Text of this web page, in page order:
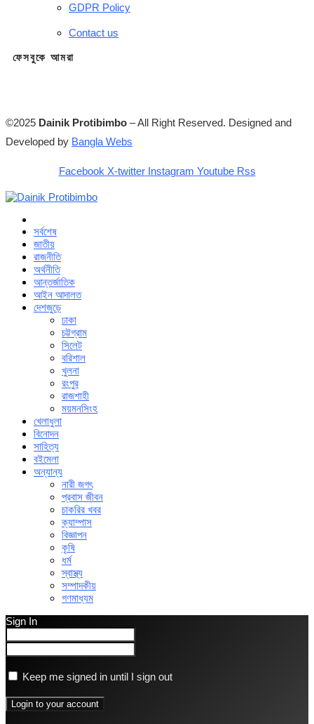
GDPR Policy
Contact us
ফেসবুকে আমরা
©2025 Dainik Protibimbo – All Right Reserved. Designed and
Developed by Bangla Webs
Facebook X-twitter Instagram Youtube Rss
সর্বশেষ
জাতীয়
রাজনীতি
অর্থনীতি
আন্তর্জাতিক
আইন আদালত
দেশজুড়ে
ঢাকা
চট্টগ্রাম
সিলেট
বরিশাল
খুলনা
রংপুর
রাজশাহী
ময়মনসিংহ
খেলাধুলা
বিনোদন
সাহিত্য
বইমেলা
অন্যান্য
নারী জগৎ
প্রবাস জীবন
চাকরির খবর
ক্যাম্পাস
বিজ্ঞাপন
কৃষি
ধর্ম
স্বাস্থ্য
সম্পাদকীয়
গণমাধ্যম
Sign In
Keep me signed in until I sign out